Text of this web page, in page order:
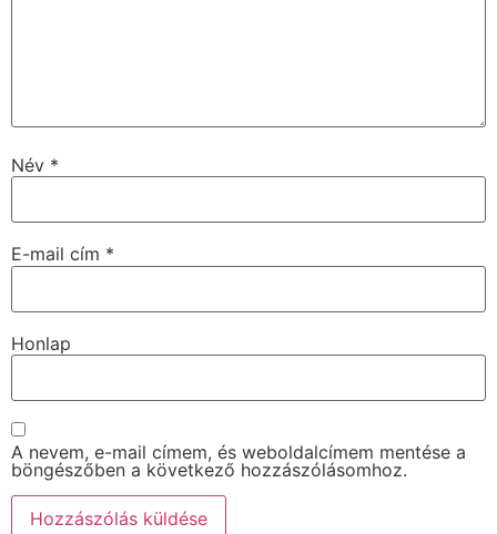
Név *
E-mail cím *
Honlap
A nevem, e-mail címem, és weboldalcímem mentése a
böngészőben a következő hozzászólásomhoz.